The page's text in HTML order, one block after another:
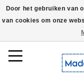
Worldwide Shipping -
Door het gebruiken van
van cookies om onze